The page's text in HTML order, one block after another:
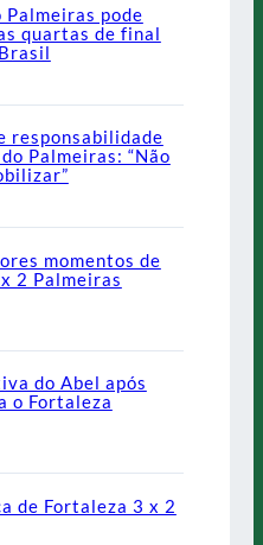
Palmeiras pode
quartas de final
responsabilidade
Palmeiras: “Não
momentos de
2 Palmeiras
do Abel após
o Fortaleza
de Fortaleza 3 x 2